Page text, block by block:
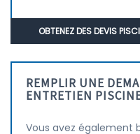
OBTENEZ DES DEVIS
REMPLIR UNE
ENTRETIEN
Vous avez également